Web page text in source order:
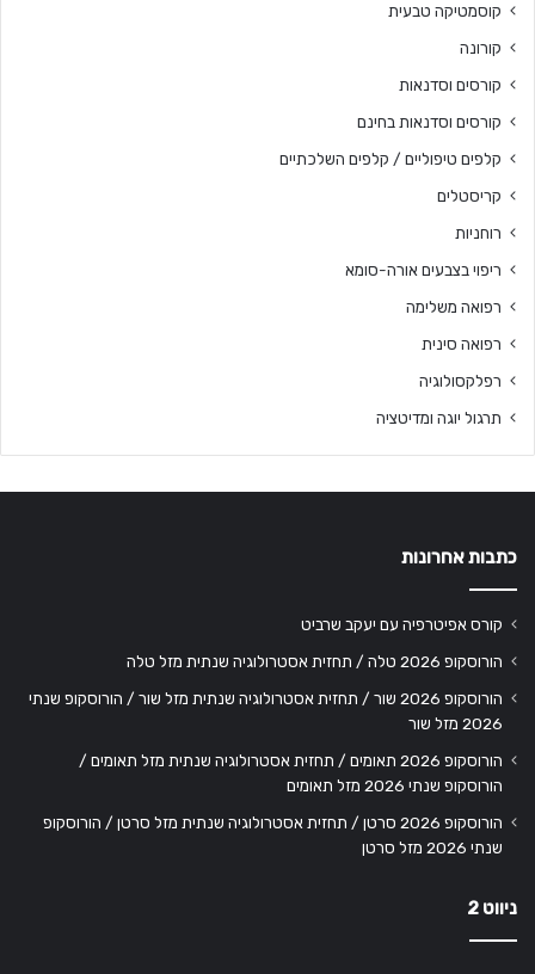
קוסמטיקה טבעית
קורונה
קורסים וסדנאות
קורסים וסדנאות בחינם
קלפים טיפוליים / קלפים השלכתיים
קריסטלים
רוחניות
ריפוי בצבעים אורה-סומא
רפואה משלימה
רפואה סינית
רפלקסולוגיה
תרגול יוגה ומדיטציה
כתבות אחרונות
קורס אפיטרפיה עם יעקב שרביט
הורוסקופ 2026 טלה / תחזית אסטרולוגיה שנתית מזל טלה
הורוסקופ 2026 שור / תחזית אסטרולוגיה שנתית מזל שור / הורוסקופ שנתי
2026 מזל שור
הורוסקופ 2026 תאומים / תחזית אסטרולוגיה שנתית מזל תאומים /
הורוסקופ שנתי 2026 מזל תאומים
הורוסקופ 2026 סרטן / תחזית אסטרולוגיה שנתית מזל סרטן / הורוסקופ
שנתי 2026 מזל סרטן
ניווט 2